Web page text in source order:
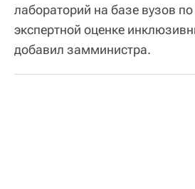
лабораторий на базе вузов
экспертной оценке
добавил замминистра.